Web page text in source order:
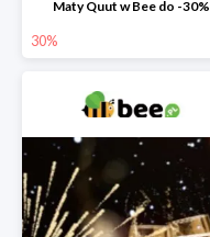
Maty Quut w Bee do -30%
30%